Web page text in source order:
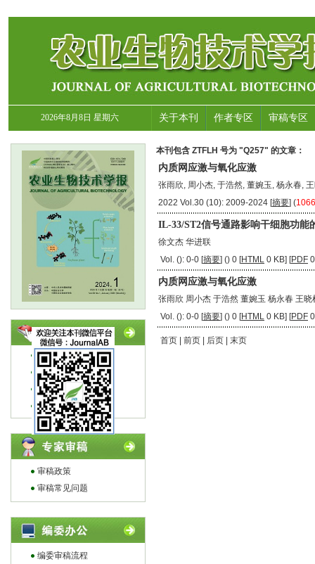
2026年8月8日 星期六 关于本刊 作者专区 审稿专区
投稿指南
编写指南
论文模板
作者常见问题
审稿政策
审稿常见问题
编委审稿流程
本刊包含 ZTFLH 号为 "Q257" 的文章：
内质网应激与氧化应激
张雨欣, 周小杰, 于浩然, 董婉玉, 杨永春,
2022 Vol.30 (10): 2009-2024 [摘要] (1066
IL-33/ST2信号通路影响干细胞功能
徐文杰 华进联
Vol. (): 0-0 [摘要] () 0 [HTML 0 KB] [PDF
内质网应激与氧化应激
张雨欣 周小杰 于浩然 董婉玉 杨永春 王
Vol. (): 0-0 [摘要] () 0 [HTML 0 KB] [PDF
首页 | 前页 | 后页 | 末页